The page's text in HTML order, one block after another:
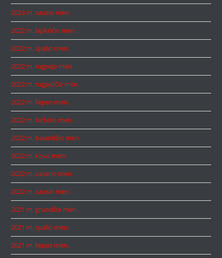
2023 m. sausio mėn.
2022 m. lapkričio mėn.
2022 m. spalio mėn.
2022 m. rugsėjo mėn.
2022 m. rugpjūčio mėn.
2022 m. liepos mėn.
2022 m. birželio mėn.
2022 m. balandžio mėn.
2022 m. kovo mėn.
2022 m. vasario mėn.
2022 m. sausio mėn.
2021 m. gruodžio mėn.
2021 m. spalio mėn.
2021 m. liepos mėn.